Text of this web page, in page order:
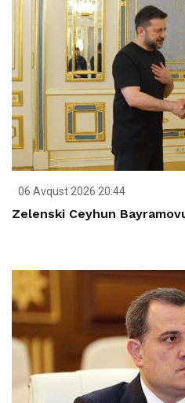
06 Avqust 2026 20:44
Zelenski Ceyhun